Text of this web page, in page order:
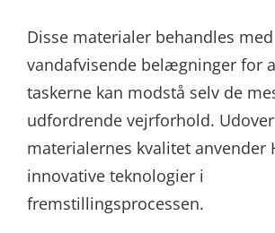
Disse materialer behandles med
vandafvisende belægninger for
taskerne kan modstå selv de
udfordrende vejrforhold. Udover
materialernes kvalitet anvender
innovative teknologier i
fremstillingsprocessen.